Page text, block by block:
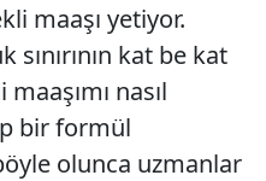
maaşı yetiyor.
sınırının kat be kat
nasıl
bir formül
olunca uzmanlar